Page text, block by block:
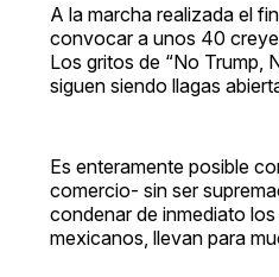
A la marcha realizada el
convocar a unos 40
Los gritos de “No Trump,
siguen siendo llagas
Es enteramente posible
comercio- sin ser
condenar de inmediato
mexicanos, llevan para